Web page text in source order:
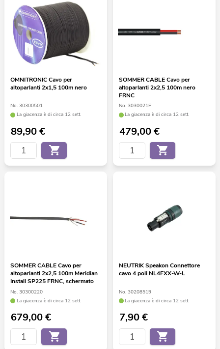
OMNITRONIC Cavo per
altoparlanti 2x1,5 100m nero
No. 30300501
La giacenza è di circa 12 sett.
89,90€
SOMMER CABLE Cavo per
altoparlanti 2x2,5 100m nero
FRNC
No. 3030021P
La giacenza è di circa 12 sett.
479,00€
SOMMER CABLE Cavo per
altoparlanti 2x2,5 100m Meridian
Install SP225 FRNC, schermato
No. 30300220
La giacenza è di circa 12 sett.
679,00€
NEUTRIK Speakon Connettore
cavo 4 poli NL4FXX-W-L
No. 30208519
La giacenza è di circa 12 sett.
7,90€